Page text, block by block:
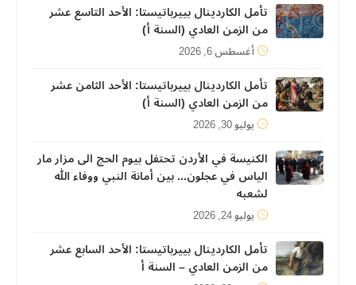
تأمل الكاردينال بييرباتيستا: الأحد التاسع عشر
من الزمن العادي (السنة أ)
أغسطس 6, 2026
تأمل الكاردينال بييرباتيستا: الأحد الثامن عشر
من الزمن العادي (السنة أ)
يوليو 30, 2026
الكنيسة في الأردن تحتفل بيوم الحج الى مزار مار
الياس في عجلون... بين أمانة النبي ووفاء الله
لشعبه
يوليو 24, 2026
تأمل الكاردينال بييرباتيستا: الأحد السابع عشر
من الزمن العادي – السنة أ